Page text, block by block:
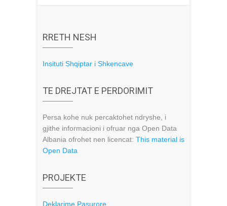
RRETH NESH
Insituti Shqiptar i Shkencave
TE DREJTAT E PERDORIMIT
Persa kohe nuk percaktohet ndryshe, i
gjithe informacioni i ofruar nga Open Data
Albania ofrohet nen licencat: This material is
Open Data
PROJEKTE
Deklarime Pasurore